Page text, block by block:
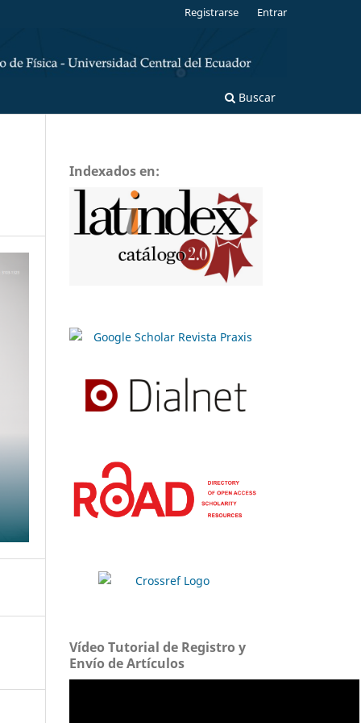
Buscar
Registrarse Entrar
Indexados en:
Vídeo Tutorial de Registro y
Envío de Artículos